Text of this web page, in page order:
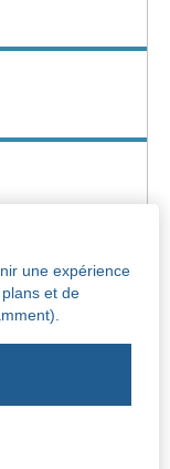
une expérience
et de